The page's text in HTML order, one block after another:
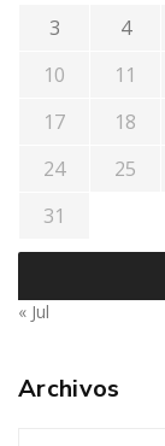
3
4
10
11
17
18
24
25
31
« Jul
Archivos